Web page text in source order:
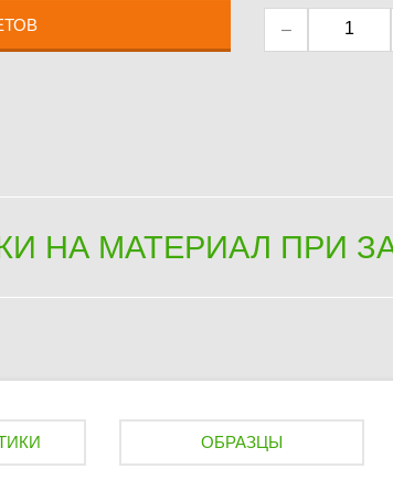
–
НА МАТЕРИАЛ ПРИ
ОБРАЗЦЫ